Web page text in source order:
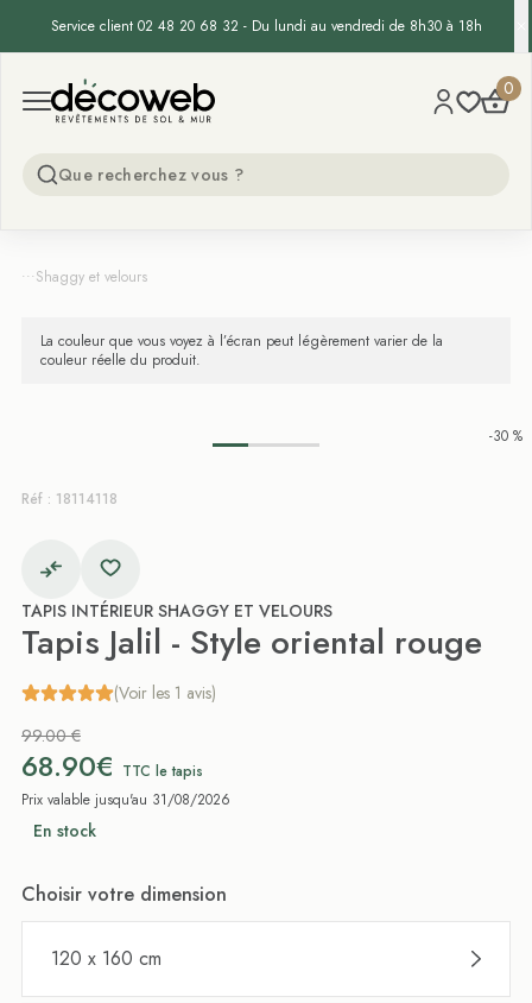
Service client 02 48 20 68 32 - Du lundi au vendredi de 8h30 à 18h
Open menu
Decoweb 0
...Shaggy et velours
La couleur que vous voyez à l’écran peut légèrement varier de la
couleur réelle du produit.
-30 %
Réf : 18114118
TAPIS INTÉRIEUR SHAGGY ET VELOURS
Tapis Jalil - Style oriental rouge
(Voir les 1 avis)
99.00 €
68.90€ TTC le tapis
Prix valable jusqu'au 31/08/2026
En stock
Choisir votre dimension
120 x 160 cm